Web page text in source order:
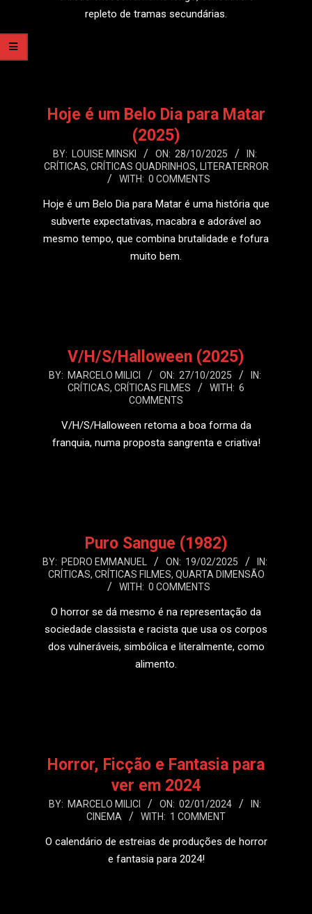
repleto de tramas secundárias.
Hoje é um Belo Dia para Matar
(2025)
2025-
10-
BY: LOUISE MINSKI ON: 28/10/2025
IN:
CRÍTICAS, CRÍTICAS QUADRINHOS,
LITERATERROR
WITH: 0 COMMENTS
Hoje é um Belo Dia para Matar é uma história que
subverte expectativas, macabra e adorável ao
mesmo tempo, que combina brutalidade e fofura
muito bem.
V/H/S/Halloween (2025)
2025-
BY: MARCELO MILICI ON: 27/10/2025
IN:
CRÍTICAS, CRÍTICAS FILMES WITH: 6
COMMENTS
V/H/S/Halloween retoma a boa forma da
franquia, numa proposta sangrenta e criativa!
Puro Sangue (1982)
2025-
02-
BY: PEDRO EMMANUEL ON: 19/02/2025
IN:
CRÍTICAS, CRÍTICAS FILMES, QUARTA DIMENSÃO
WITH: 0 COMMENTS
O horror se dá mesmo é na representação da
sociedade classista e racista que usa os corpos
dos vulneráveis, simbólica e literalmente, como
alimento.
Horror, Ficção e Fantasia para
ver em 2024
2024-
02
BY: MARCELO MILICI ON: 02/01/2024
IN:
CINEMA
WITH: 1 COMMENT
O calendário de estreias de produções de horror
e fantasia para 2024!